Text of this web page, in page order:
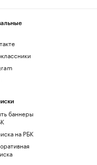
баннеры
на РБК